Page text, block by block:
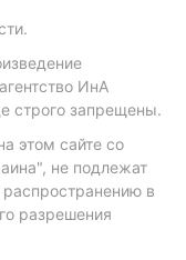
ИнА
строго запрещены.
этом сайте со
не подлежат
в
разрешения